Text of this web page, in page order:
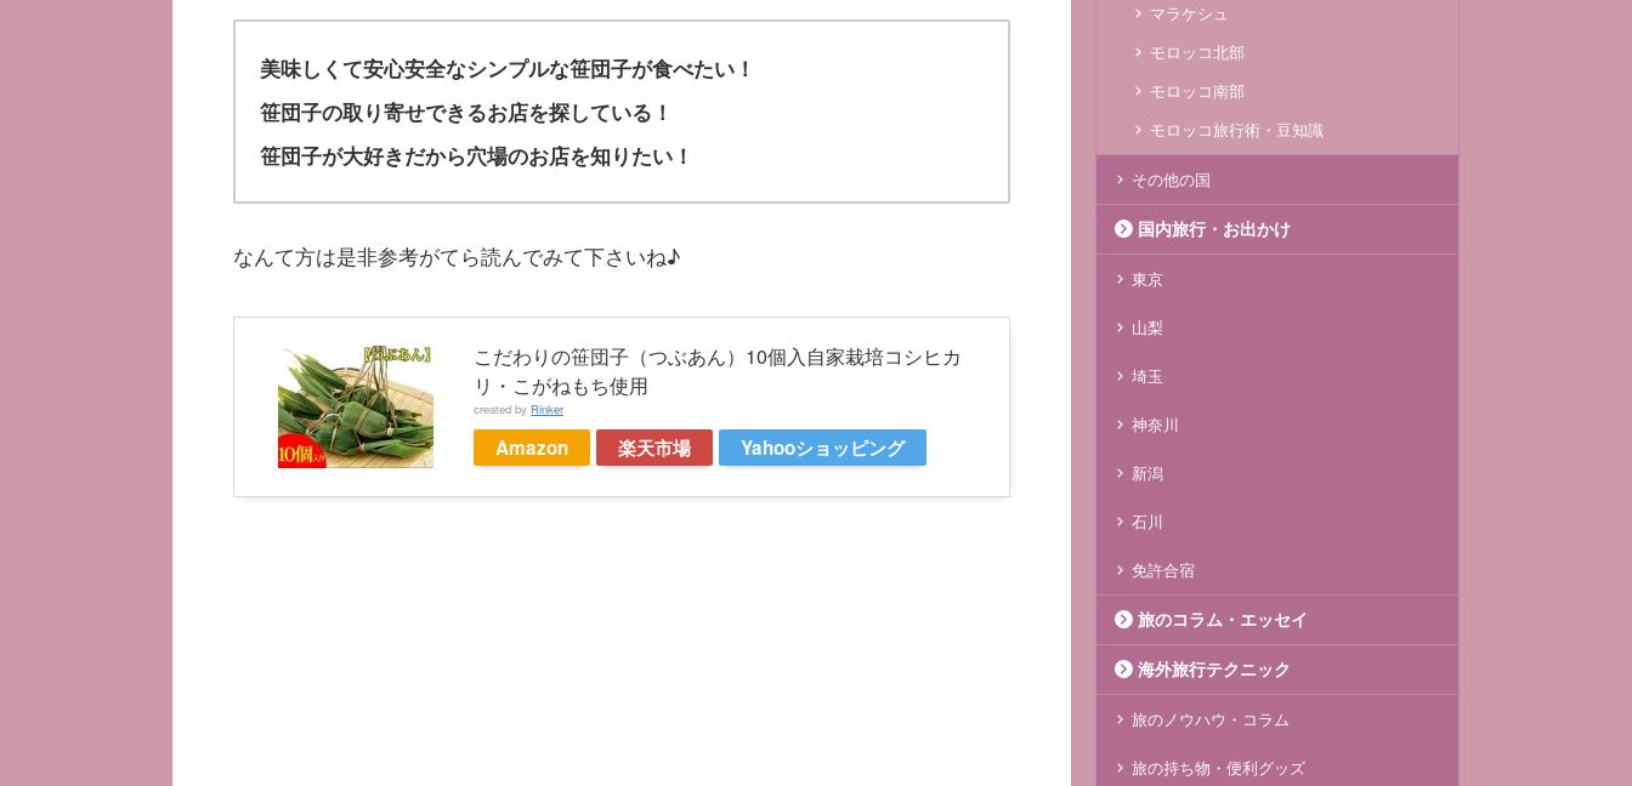
美味しくて安心安全なシンプルな笹団子が食べたい！
笹団子の取り寄せできるお店を探している！
笹団子が大好きだから穴場のお店を知りたい！
なんて方は是非参考がてら読んでみて下さいね♪
こだわりの笹団子（つぶあん）10個入自家栽培コシヒカ
リ・こがねもち使用
created by Rinker
Amazon 楽天市場 Yahooショッピング
マラケシュ
モロッコ北部
モロッコ南部
モロッコ旅行術・豆知識
その他の国
国内旅行・お出かけ
東京
山梨
埼玉
神奈川
新潟
石川
免許合宿
旅のコラム・エッセイ
海外旅行テクニック
旅のノウハウ・コラム
旅の持ち物・便利グッズ